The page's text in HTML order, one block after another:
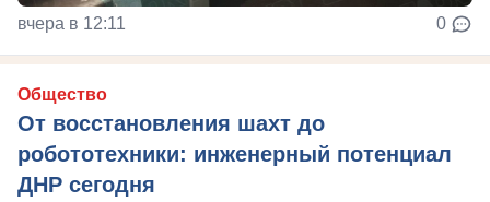
вчера в 12:11 0
Общество
От восстановления шахт до
робототехники: инженерный потенциал
ДНР сегодня